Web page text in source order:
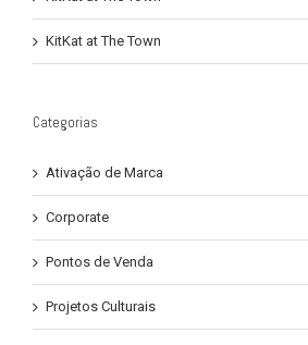
KitKat at The Town
Categorias
Ativação de Marca
Corporate
Pontos de Venda
Projetos Culturais